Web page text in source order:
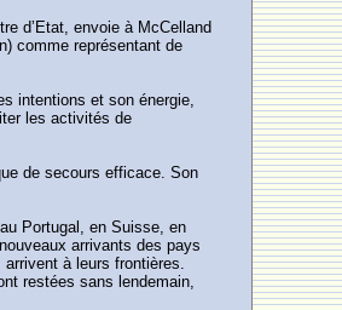
d’Etat, envoie à McCelland
comme représentant de
intentions et son énergie,
les activités de
de secours efficace. Son
Portugal, en Suisse, en
arrivants des pays
à leurs frontières.
restées sans lendemain,